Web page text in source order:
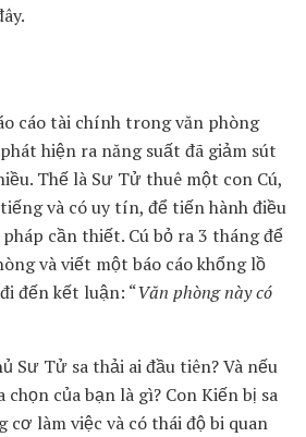
cáo tài chính trong văn phòng
hiện ra năng suất đã giảm sút
Thế là Sư Tử thuê một con Cú,
và có uy tín, để tiến hành điều
cần thiết. Cú bỏ ra 3 tháng để
và viết một báo cáo khổng lồ
đến kết luận: “Văn phòng này có
Sư Tử sa thải ai đầu tiên? Và nếu
của bạn là gì? Con Kiến bị sa
cơ làm việc và có thái độ bi quan